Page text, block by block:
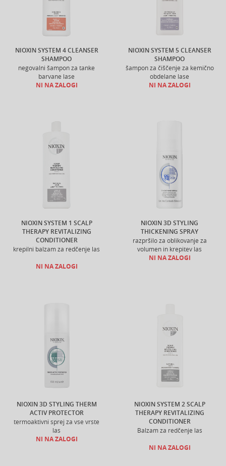
NIOXIN SYSTEM 4 CLEANSER
SHAMPOO
negovalni šampon za tanke
barvane lase
NI NA ZALOGI
NIOXIN SYSTEM 5 CLEANSER
SHAMPOO
šampon za čiščenje za kemično
obdelane lase
NI NA ZALOGI
NIOXIN SYSTEM 1 SCALP
THERAPY REVITALIZING
CONDITIONER
krepilni balzam za redčenje las
NI NA ZALOGI
NIOXIN 3D STYLING
THICKENING SPRAY
razpršilo za oblikovanje za
volumen in krepitev las
NI NA ZALOGI
NIOXIN 3D STYLING THERM
ACTIV PROTECTOR
termoaktivni sprej za vse vrste
las
NI NA ZALOGI
NIOXIN SYSTEM 2 SCALP
THERAPY REVITALIZING
CONDITIONER
Balzam za redčenje las
NI NA ZALOGI